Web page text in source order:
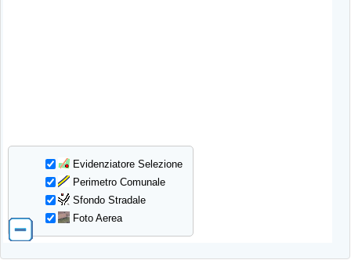
Evidenziatore Selezione
Perimetro Comunale
Sfondo Stradale
Foto Aerea